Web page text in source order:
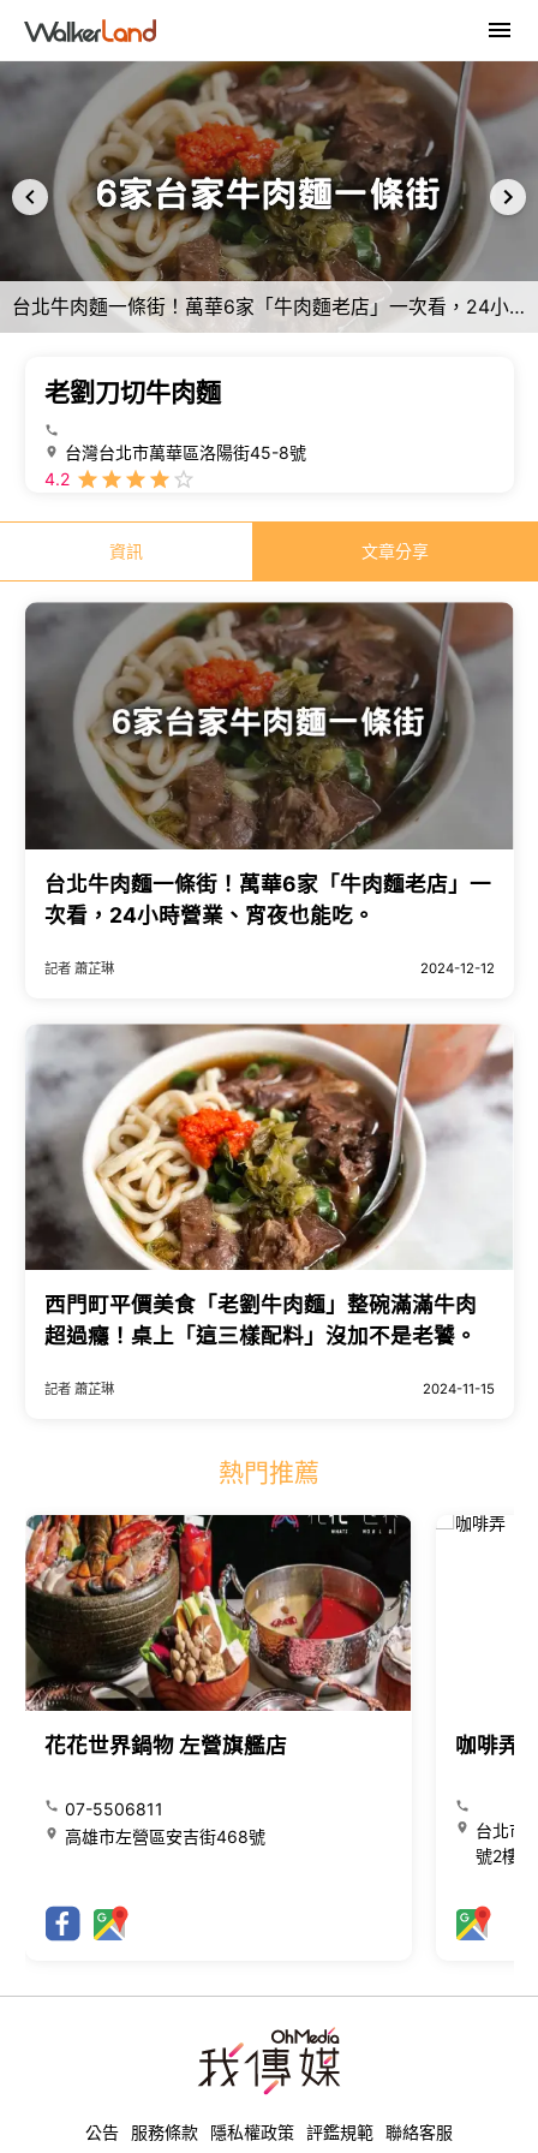
台北牛肉麵一條街！萬華6家「牛肉麵老店」一次看，24小時營業、宵夜也能吃。
老劉刀切牛肉麵
台灣台北市萬華區洛陽街45-8號
4.2
資訊 文章分享
台北牛肉麵一條街！萬華6家「牛肉麵老店」一
次看，24小時營業、宵夜也能吃。
記者 蕭芷琳 2024-12-12
西門町平價美食「老劉牛肉麵」整碗滿滿牛肉
超過癮！桌上「這三樣配料」沒加不是老饕。
記者 蕭芷琳 2024-11-15
熱門推薦
花花世界鍋物 左營旗艦店
07-5506811
高雄市左營區安吉街468號
咖啡弄
台北市
號2樓
公告 服務條款 隱私權政策 評鑑規範 聯絡客服